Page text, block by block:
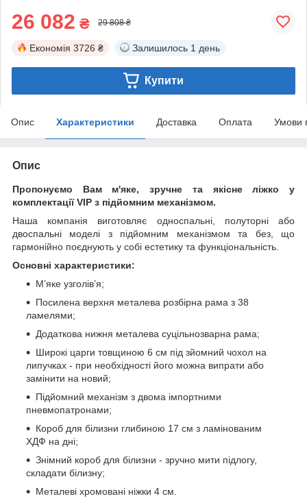
26 082 ₴ 29 808 ₴
Економія 3726 ₴ Залишилось 1 день
Купити
Опис Характеристики Доставка Оплата Умови
Опис
Пропонуємо Вам м'яке, зручне та якiсне ліжко у
комплектації VIP з підйомним механізмом.
Наша компанія виготовляє односпальні, полуторні або
двоспальні моделі з підйомним механізмом та без, що
гармонійно поєднують у собі естетику та функціональність.
Основні характеристики:
М’яке узголів’я;
Посилена верхня металева розбірна рама з 38
ламелями;
Додаткова нижня металева суцільнозварна рама;
Широкі царги товщиною 6 см під зйомний чохол на
липучках - при необхідності його можна випрати або
замінити на новий;
Підйомний механізм з двома імпортними
пневмопатронами;
Короб для білизни глибиною 17 см з ламінованим
ХДФ на дні;
Знімний короб для білизни - зручно мити підлогу,
складати білизну;
Металеві хромовані ніжки 4 см.